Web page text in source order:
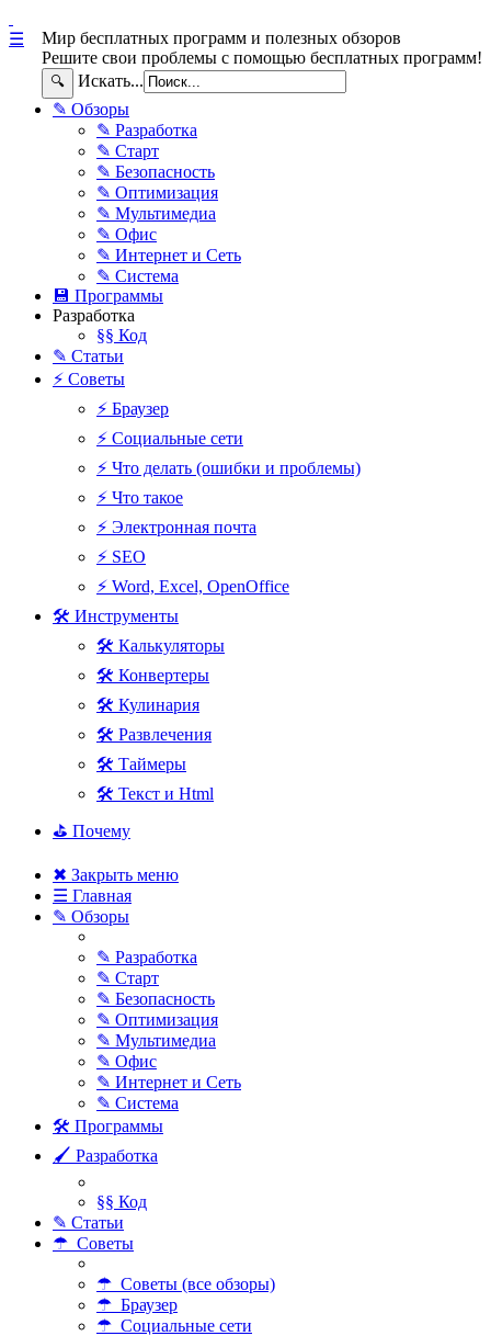
Мир бесплатных программ и полезных обзоров
Решите свои проблемы с помощью бесплатных программ!
🔍 Искать...
☰
✎ Обзоры
✎ Разработка
✎ Старт
✎ Безопасность
✎ Оптимизация
✎ Мультимедиа
✎ Офис
✎ Интернет и Сеть
✎ Система
💾 Программы
Разработка
§§ Код
✎ Статьи
⚡ Советы
⚡ Браузер
⚡ Социальные сети
⚡ Что делать (ошибки и проблемы)
⚡ Что такое
⚡ Электронная почта
⚡ SEO
⚡ Word, Excel, OpenOffice
🛠 Инструменты
🛠 Калькуляторы
🛠 Конвертеры
🛠 Кулинария
🛠 Развлечения
🛠 Таймеры
🛠 Текст и Html
⛳ Почему
✖ Закрыть меню
☰ Главная
✎ Обзоры
✎ Разработка
✎ Старт
✎ Безопасность
✎ Оптимизация
✎ Мультимедиа
✎ Офис
✎ Интернет и Сеть
✎ Система
🛠 Программы
🖌 Разработка
§§ Код
✎ Статьи
☂ Советы
☂ Советы (все обзоры)
☂ Браузер
☂ Социальные сети